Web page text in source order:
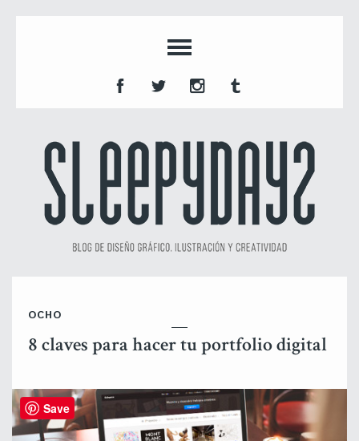
OCHO
8 claves para hacer tu portfolio digital
Save